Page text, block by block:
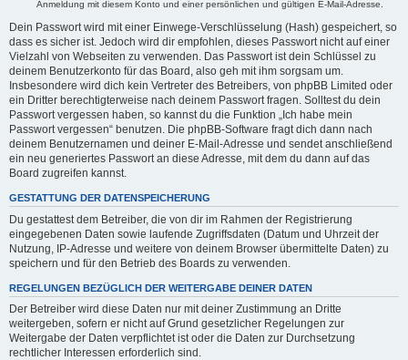
Anmeldung mit diesem Konto und einer persönlichen und gültigen E-Mail-Adresse.
Dein Passwort wird mit einer Einwege-Verschlüsselung (Hash) gespeichert, so
dass es sicher ist. Jedoch wird dir empfohlen, dieses Passwort nicht auf einer
Vielzahl von Webseiten zu verwenden. Das Passwort ist dein Schlüssel zu
deinem Benutzerkonto für das Board, also geh mit ihm sorgsam um.
Insbesondere wird dich kein Vertreter des Betreibers, von phpBB Limited oder
ein Dritter berechtigterweise nach deinem Passwort fragen. Solltest du dein
Passwort vergessen haben, so kannst du die Funktion „Ich habe mein
Passwort vergessen“ benutzen. Die phpBB-Software fragt dich dann nach
deinem Benutzernamen und deiner E-Mail-Adresse und sendet anschließend
ein neu generiertes Passwort an diese Adresse, mit dem du dann auf das
Board zugreifen kannst.
GESTATTUNG DER DATENSPEICHERUNG
Du gestattest dem Betreiber, die von dir im Rahmen der Registrierung
eingegebenen Daten sowie laufende Zugriffsdaten (Datum und Uhrzeit der
Nutzung, IP-Adresse und weitere von deinem Browser übermittelte Daten) zu
speichern und für den Betrieb des Boards zu verwenden.
REGELUNGEN BEZÜGLICH DER WEITERGABE DEINER DATEN
Der Betreiber wird diese Daten nur mit deiner Zustimmung an Dritte
weitergeben, sofern er nicht auf Grund gesetzlicher Regelungen zur
Weitergabe der Daten verpflichtet ist oder die Daten zur Durchsetzung
rechtlicher Interessen erforderlich sind.